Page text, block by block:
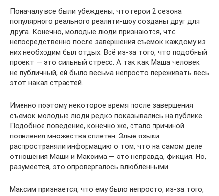
Поначалу все были убеждены, что герои 2 сезона
популярного реального реалити-шоу созданы друг для
друга. Конечно, молодые люди признаются, что
непосредственно после завершения съемок каждому из
них необходим был отдых. Всё из-за того, что подобный
проект — это сильный стресс. А так как Маша человек
не публичный, ей было весьма непросто переживать весь
этот накал страстей.
Именно поэтому некоторое время после завершения
съемок молодые люди редко показывались на публике.
Подобное поведение, конечно же, стало причиной
появления множества сплетен. Злые языки
распространяли информацию о том, что на самом деле
отношения Маши и Максима — это неправда, фикция. Но,
разумеется, это опровергалось влюблёнными.
Максим признается, что ему было непросто, из-за того,